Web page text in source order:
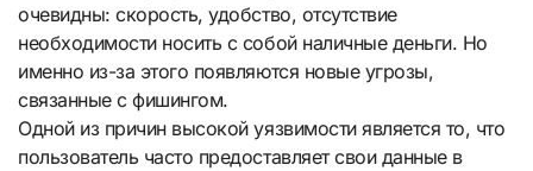
очевидны: скорость, удобство, отсутствие
необходимости носить с собой наличные деньги. Но
именно из-за этого появляются новые угрозы,
связанные с фишингом.
Одной из причин высокой уязвимости является то, что
пользователь часто предоставляет свои данные в